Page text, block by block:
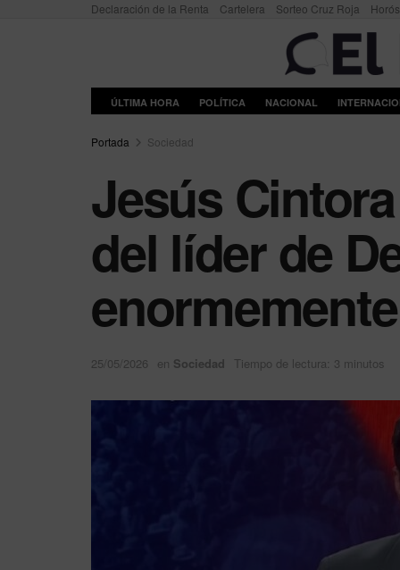
Declaración de la Renta Cartelera Sorteo Cruz Roja
ÚLTIMA HORA POLÍTICA NACIONAL
Portada Sociedad
Jesús
del líder de
25/05/2026 en Sociedad Tiempo de lectura: 3 minutos